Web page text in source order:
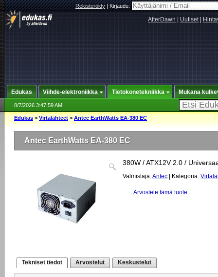
Rekisteröidy|Kirjaudu:
AfterDawn Uutiset|
Edukas Viihde-elektroniikka Tietokonetekniikka Mukana
8/7/2026 3:47:59 AM
Edukas > Virtalähteet > Antec EarthWatts EA-380 EC
Antec EarthWatts EA-380 EC
380W / ATX12V 2.0 /
Valmistaja:Antec | Kategoria:
Arvostele tämä tuote
Tekniset tiedot Arvostelut Keskustelut